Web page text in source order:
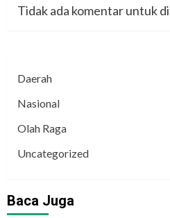
Tidak ada komentar untuk
Daerah
Nasional
Olah Raga
Uncategorized
Baca Juga